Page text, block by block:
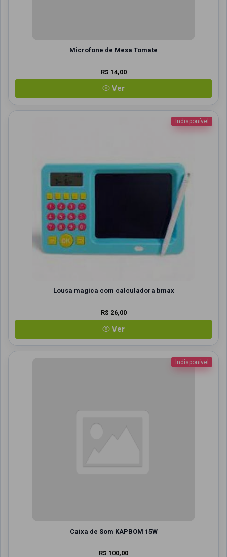
Microfone de Mesa Tomate
R$ 14,00
Ver
Indisponível
Lousa magica com calculadora bmax
R$ 26,00
Ver
Indisponível
Caixa de Som KAPBOM 15W
R$ 100,00